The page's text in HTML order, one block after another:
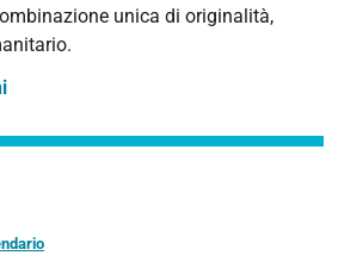
unica di originalità,